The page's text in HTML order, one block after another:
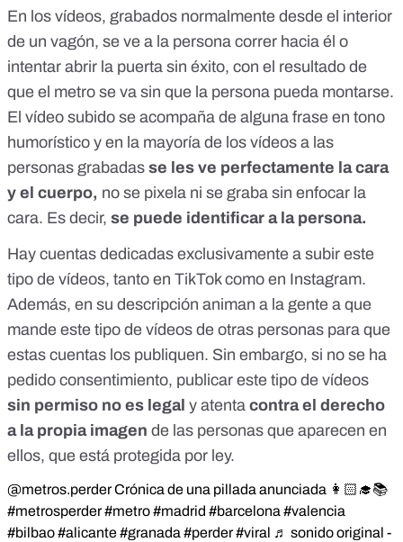
En los vídeos, grabados normalmente desde el interior
de un vagón, se ve a la persona correr hacia él o
intentar abrir la puerta sin éxito, con el resultado de
que el metro se va sin que la persona pueda montarse.
El vídeo subido se acompaña de alguna frase en tono
humorístico y en la mayoría de los vídeos a las
personas grabadas se les ve perfectamente la cara
y el cuerpo, no se pixela ni se graba sin enfocar la
cara. Es decir, se puede identificar a la persona.
Hay cuentas dedicadas exclusivamente a subir este
tipo de vídeos, tanto en TikTokcomo en Instagram.
Además, en su descripción animan a la gente a que
mande este tipo de vídeos de otras personas para que
estas cuentas los publiquen. Sin embargo, si no se ha
pedido consentimiento, publicar este tipo de vídeos
sin permiso no es legal y atenta contra el derecho
a la propia imagen de las personas que aparecen en
ellos, que está protegida por ley.
@metros.perderCrónica de una pillada anunciada 👩🏻‍🎓📚
#metrosperder#metro#madrid #barcelona #valencia
#bilbao#alicante#granada #perder#viral ♬ sonido original -